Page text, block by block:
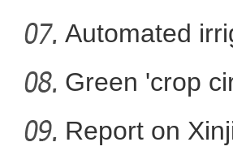
Automated
Green 'crop
Report on